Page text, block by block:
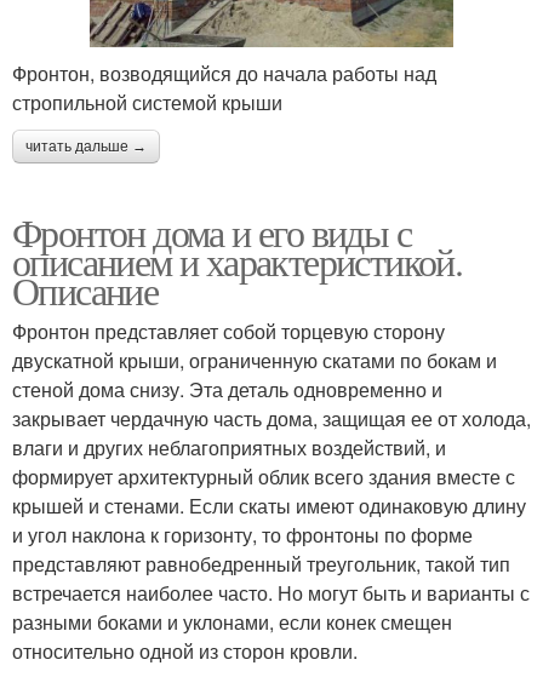
Фронтон, возводящийся до начала работы над
стропильной системой крыши
читать дальше →
Фронтон дома и его виды с
описанием и характеристикой.
Описание
Фронтон представляет собой торцевую сторону
двускатной крыши, ограниченную скатами по бокам и
стеной дома снизу. Эта деталь одновременно и
закрывает чердачную часть дома, защищая ее от холода,
влаги и других неблагоприятных воздействий, и
формирует архитектурный облик всего здания вместе с
крышей и стенами. Если скаты имеют одинаковую длину
и угол наклона к горизонту, то фронтоны по форме
представляют равнобедренный треугольник, такой тип
встречается наиболее часто. Но могут быть и варианты с
разными боками и уклонами, если конек смещен
относительно одной из сторон кровли.